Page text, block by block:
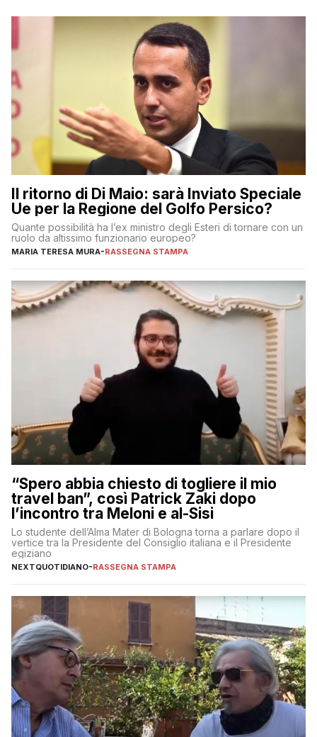
Il ritorno di Di Maio: sarà Inviato Speciale
Ue per la Regione del Golfo Persico?
Quante possibilità ha l’ex ministro degli Esteri di tornare con un
ruolo da altissimo funzionario europeo?
MARIA TERESA MURA-RASSEGNA STAMPA
“Spero abbia chiesto di togliere il mio
travel ban”, così Patrick Zaki dopo
l’incontro tra Meloni e al-Sisi
Lo studente dell’Alma Mater di Bologna torna a parlare dopo il
vertice tra la Presidente del Consiglio italiana e il Presidente
egiziano
NEXTQUOTIDIANO-RASSEGNA STAMPA